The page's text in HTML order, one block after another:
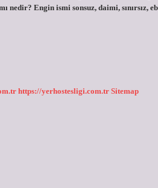
nedir? Engin ismi sonsuz, daimi, sınırsız,
https://yerhostesligi.com.tr Sitemap